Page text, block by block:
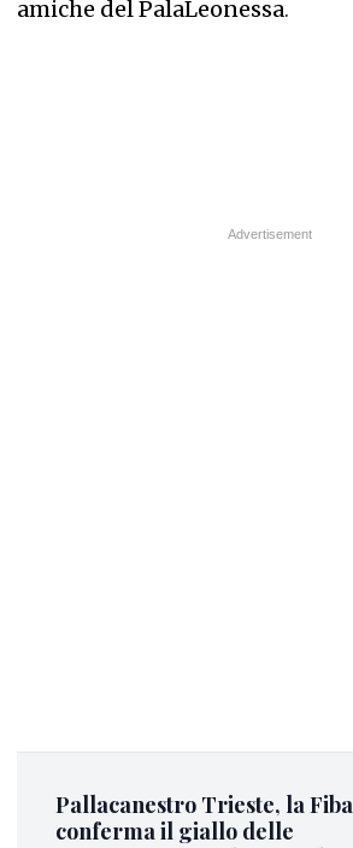
amiche del PalaLeonessa.
Pallacanestro Trieste, la Fiba
conferma il giallo delle